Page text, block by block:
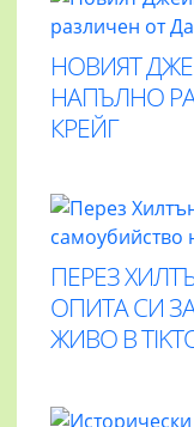
НОВИЯТ
НАПЪЛНО
КРЕЙГ
ПЕРЕЗ
ОПИТА СИ
ЖИВО В